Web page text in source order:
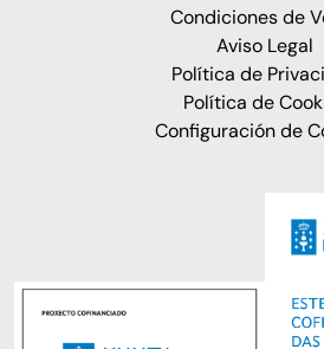
Condiciones de
Aviso Legal
Política de
Política de
Configuración de